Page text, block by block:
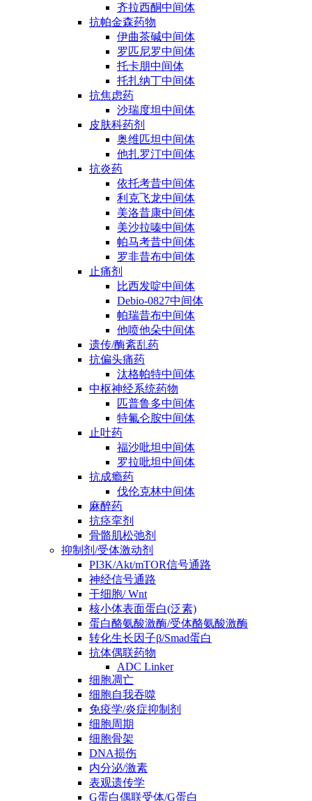
齐拉西酮中间体
抗帕金森药物
伊曲茶碱中间体
罗匹尼罗中间体
托卡朋中间体
托扎纳丁中间体
抗焦虑药
沙瑞度坦中间体
皮肤科药剂
奥维匹坦中间体
他扎罗汀中间体
抗炎药
依托考昔中间体
利克飞龙中间体
美洛昔康中间体
美沙拉嗪中间体
帕马考昔中间体
罗非昔布中间体
止痛剂
比西发啶中间体
Debio-0827中间体
帕瑞昔布中间体
他喷他朵中间体
遗传/酶紊乱药
抗偏头痛药
汰格帕特中间体
中枢神经系统药物
匹普鲁多中间体
特氟仑胺中间体
止吐药
福沙吡坦中间体
罗拉吡坦中间体
抗成瘾药
伐伦克林中间体
麻醉药
抗痉挛剂
骨骼肌松弛剂
抑制剂/受体激动剂
PI3K/Akt/mTOR信号通路
神经信号通路
干细胞/ Wnt
核小体表面蛋白(泛素)
蛋白酪氨酸激酶/受体酪氨酸激酶
转化生长因子β/Smad蛋白
抗体偶联药物
ADC Linker
细胞凋亡
细胞自我吞噬
免疫学/炎症抑制剂
细胞周期
细胞骨架
DNA损伤
内分泌/激素
表观遗传学
G蛋白偶联受体/G蛋白